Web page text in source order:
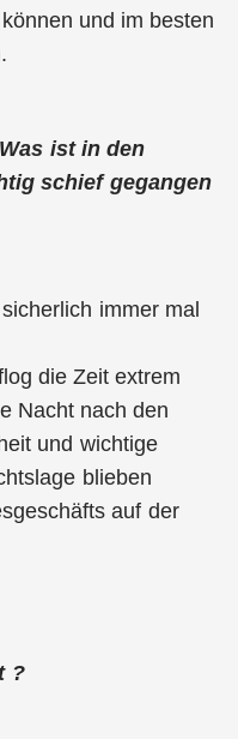
und im besten
ist in den
schief gegangen
immer mal
die Zeit extrem
Nacht nach den
und wichtige
blieben
auf der
?